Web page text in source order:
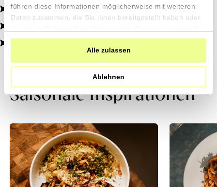
führen diese Informationen möglicherweise mit weiteren
Daten zusammen, die Sie ihnen bereitgestellt haben oder
haben.
Alle zulassen
Ablehnen
Natürliche Zutaten, echter Geschmack.
Von kleinen Höfen, direkt zu dir.
100% transparent, 0% Zusatzstoffe.
Saisonale Inspirationen